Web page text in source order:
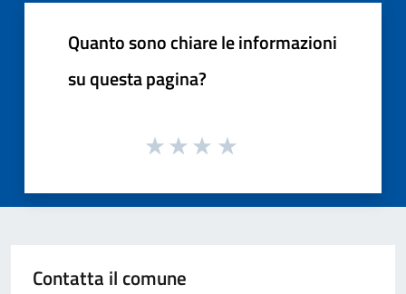
Quanto sono chiare le informazioni
su questa pagina?
Contatta il comune